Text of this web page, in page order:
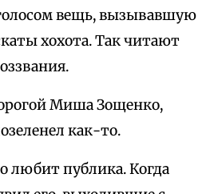
вещь, вызывавшую
хохота. Так читают
Миша Зощенко,
как-то.
любит публика. Когда